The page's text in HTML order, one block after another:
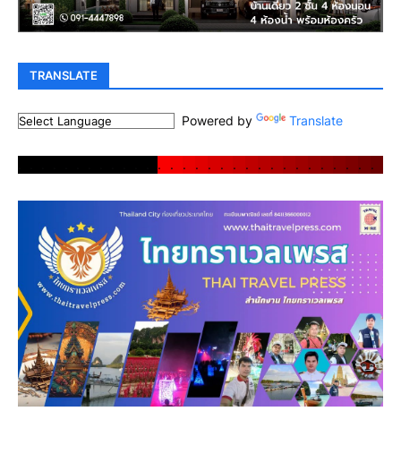
TRANSLATE
Powered by Translate
. . . . . . . . . . . . . . . . . .